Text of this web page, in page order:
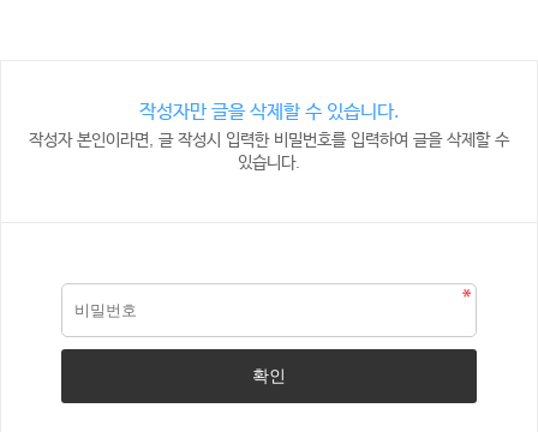
작성자만 글을 삭제할 수 있습니다.
작성자 본인이라면, 글 작성시 입력한 비밀번호를 입력하여 글을 삭제할 수
있습니다.